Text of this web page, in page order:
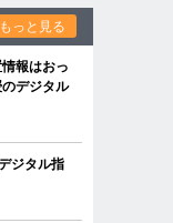
もっと見る
報はおっ
デジタル
ジタル指